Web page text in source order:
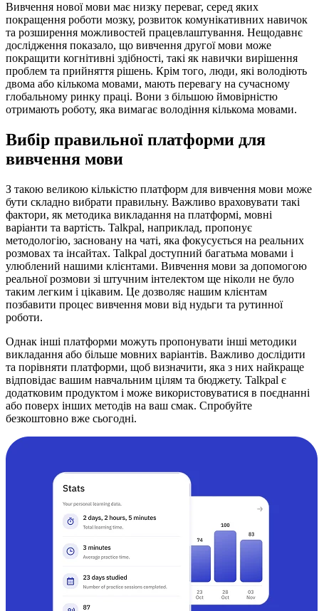
Вивчення нової мови має низку переваг, серед яких
покращення роботи мозку, розвиток комунікативних навичок
та розширення можливостей працевлаштування. Нещодавнє
дослідження показало, що вивчення другої мови може
покращити когнітивні здібності, такі як навички вирішення
проблем та прийняття рішень. Крім того, люди, які володіють
двома або кількома мовами, мають перевагу на сучасному
глобальному ринку праці. Вони з більшою ймовірністю
отримають роботу, яка вимагає володіння кількома мовами.
Вибір правильної платформи для
вивчення мови
З такою великою кількістю платформ для вивчення мови може
бути складно вибрати правильну. Важливо враховувати такі
фактори, як методика викладання на платформі, мовні
варіанти та вартість. Talkpal, наприклад, пропонує
методологію, засновану на чаті, яка фокусується на реальних
розмовах та інсайтах. Talkpal доступний багатьма мовами і
улюблений нашими клієнтами. Вивчення мови за допомогою
реальної розмови зі штучним інтелектом ще ніколи не було
таким легким і цікавим. Це дозволяє нашим клієнтам
позбавити процес вивчення мови від нудьги та рутинної
роботи.
Однак інші платформи можуть пропонувати інші методики
викладання або більше мовних варіантів. Важливо дослідити
та порівняти платформи, щоб визначити, яка з них найкраще
відповідає вашим навчальним цілям та бюджету. Talkpal є
додатковим продуктом і може використовуватися в поєднанні
або поверх інших методів на ваш смак. Спробуйте
безкоштовно вже сьогодні.